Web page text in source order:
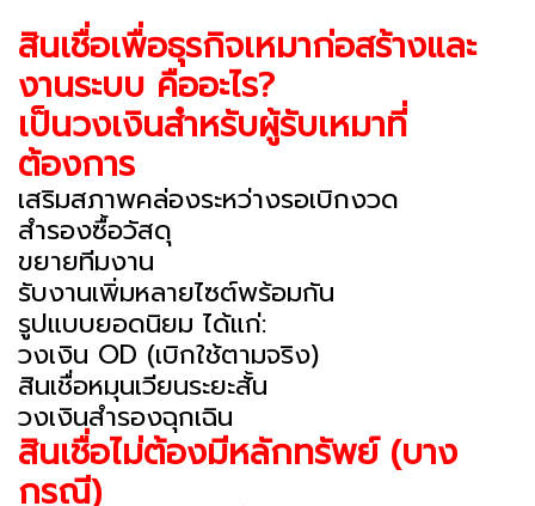
สินเชื่อเพื่อธุรกิจเหมาก่อสร้างและ
งานระบบ คืออะไร?
เป็นวงเงินสำหรับผู้รับเหมาที่
ต้องการ
เสริมสภาพคล่องระหว่างรอเบิกงวด
สำรองซื้อวัสดุ
ขยายทีมงาน
รับงานเพิ่มหลายไซต์พร้อมกัน
รูปแบบยอดนิยม ได้แก่:
วงเงิน OD (เบิกใช้ตามจริง)
สินเชื่อหมุนเวียนระยะสั้น
วงเงินสำรองฉุกเฉิน
สินเชื่อไม่ต้องมีหลักทรัพย์ (บาง
กรณี)